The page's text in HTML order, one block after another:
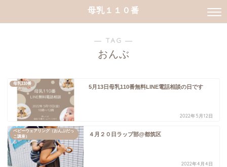
母乳１１０番
― TAG ―
おんぶ
母乳110番
5月13日母乳110番無料LINE電話相談の日です
2022年5月12日
ベビーウェアリング（おんぶだっ
こ講座）
４月２０日ラップ部@都筑区
2022年4月4日